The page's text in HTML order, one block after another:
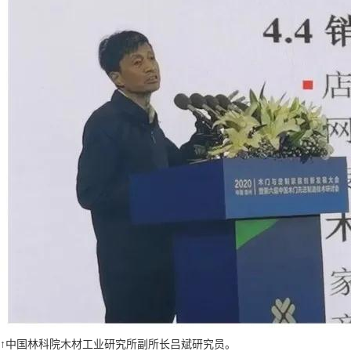
↑中国林科院木材工业研究所副所长吕斌研究员。